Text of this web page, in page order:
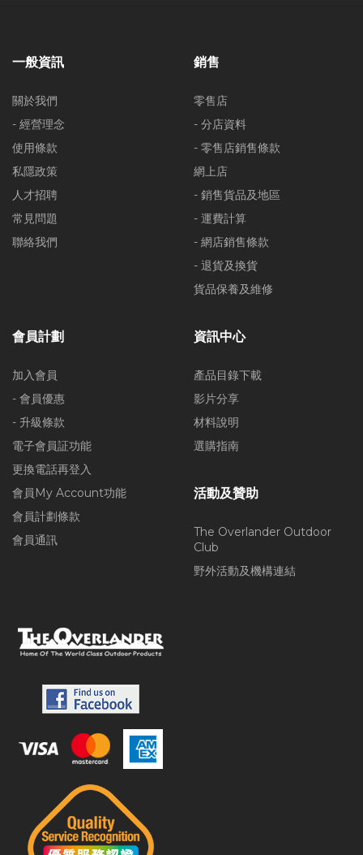
一般資訊
關於我們
- 經營理念
使用條款
私隱政策
人才招聘
常見問題
聯絡我們
銷售
零售店
- 分店資料
- 零售店銷售條款
網上店
- 銷售貨品及地區
- 運費計算
- 網店銷售條款
- 退貨及換貨
貨品保養及維修
會員計劃
加入會員
- 會員優惠
- 升級條款
電子會員証功能
更換電話再登入
會員My Account功能
會員計劃條款
會員通訊
資訊中心
產品目錄下載
影片分享
材料說明
選購指南
活動及贊助
The Overlander Outdoor
Club
野外活動及機構連結